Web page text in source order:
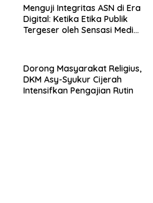
Menguji Integritas ASN di Era
Digital: Ketika Etika Publik
Tergeser oleh Sensasi Media
Dorong Masyarakat Religius,
DKM Asy-Syukur Cijerah
Intensifkan Pengajian Rutin